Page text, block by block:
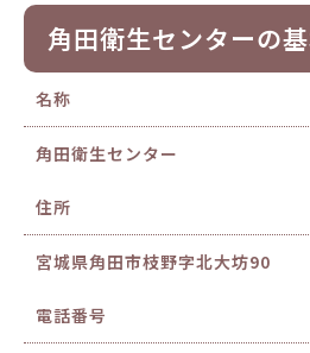
角田衛生センターの
名称
角田衛生センター
住所
宮城県角田市枝野字北大坊90
電話番号